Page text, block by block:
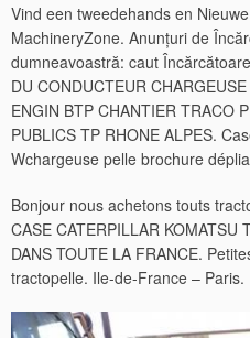
Vind een tweedehands en
MachineryZone. Anunțuri de
dumneavoastră: caut
DU CONDUCTEUR
ENGIN BTP CHANTIER TRACO
PUBLICS TP RHONE ALPES.
Wchargeuse pelle brochure
Bonjour nous achetons touts
CASE CATERPILLAR KOMATSU
DANS TOUTE LA FRANCE.
tractopelle. Ile-de-France – Paris.